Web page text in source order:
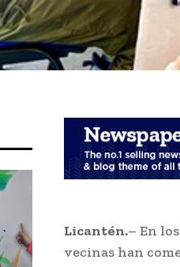
Licantén.– En
vecinas han